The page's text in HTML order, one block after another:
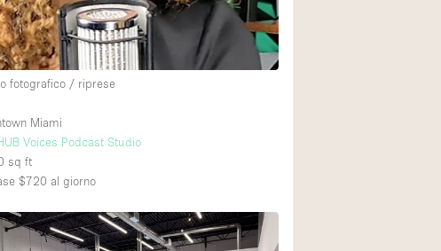
fotografico / riprese
Miami
Voices Podcast Studio
sq ft
$720 al giorno